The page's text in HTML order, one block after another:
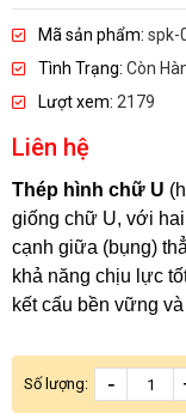
Mã sản phẩm: spk-
Tình Trạng: Còn
Lượt xem: 2179
Liên hệ
Thép hình chữ U
giống chữ U, với
cạnh giữa (bụng)
khả năng chịu lực
kết cấu bền vững
Số lượng: -